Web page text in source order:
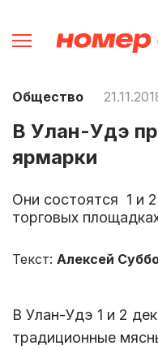
Общество
В Улан-Удэ
ярмарки
Они состоятся 1 и
торговых
Текст: Алексей
В Улан-Удэ 1 и 2
традиционные